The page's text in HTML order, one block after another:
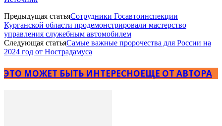
Предыдущая статьяСотрудники Госавтоинспекции
Курганской области продемонстрировали мастерство
управления служебным автомобилем
Следующая статьяСамые важные пророчества для России на
2024 год от Нострадамуса
ЭТО МОЖЕТ БЫТЬ ИНТЕРЕСНОЕЩЕ ОТ АВТОРА